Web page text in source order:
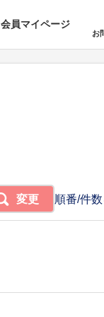
会員マイページ
お
順番/件
変更